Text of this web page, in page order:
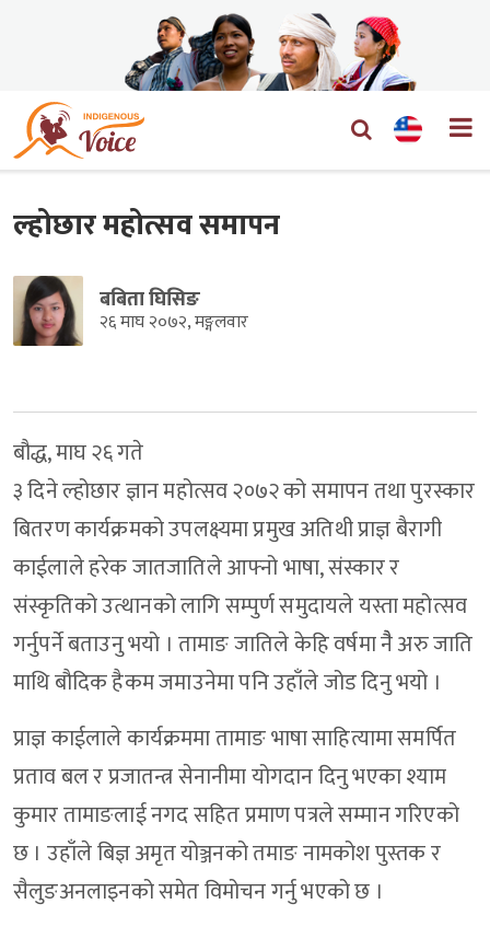
ल्होछार महोत्सव समापन
बबिता घिसिङ
२६ माघ २०७२, मङ्गलवार
बौद्ध, माघ २६ गते
३ दिने ल्होछार ज्ञान महोत्सव २०७२ को समापन तथा पुरस्कार
बितरण कार्यक्रमको उपलक्ष्यमा प्रमुख अतिथी प्राज्ञ बैरागी
काईलाले हरेक जातजातिले आफ्नो भाषा, संस्कार र
संस्कृतिको उत्थानको लागि सम्पुर्ण समुदायले यस्ता महोत्सव
गर्नुपर्ने बताउनु भयो । तामाङ जातिले केहि वर्षमा नैै अरु जाति
माथि बौदिक हैकम जमाउनेमा पनि उहाँले जोड दिनु भयो ।
प्राज्ञ काईलाले कार्यक्रममा तामाङ भाषा साहित्यामा समर्पित
प्रताव बल र प्रजातन्त्र सेनानीमा योगदान दिनु भएका श्याम
कुमार तामाङलाई नगद सहित प्रमाण पत्रले सम्मान गरिएको
छ । उहाँले बिज्ञ अमृत योञ्जनको तमाङ नामकोश पुस्तक र
सैलुङअनलाइनको समेत विमोचन गर्नु भएको छ ।